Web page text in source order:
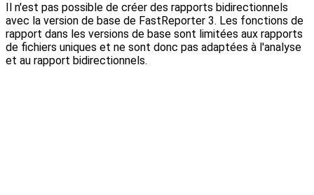
Il n'est pas possible de créer des rapports bidirectionnels
avec la version de base de FastReporter 3. Les fonctions de
rapport dans les versions de base sont limitées aux rapports
de fichiers uniques et ne sont donc pas adaptées à l'analyse
et au rapport bidirectionnels.